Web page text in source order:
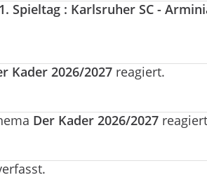
1. Spieltag : Karlsruher SC -
Kader 2026/2027 reagiert.
Der Kader 2026/2027